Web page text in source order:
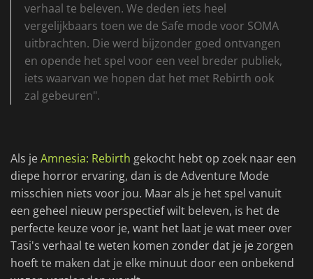
verhaal te beleven. We deden iets heel
vergelijkbaars toen we de Safe mode voor SOMA
uitbrachten. Die werd bijzonder goed ontvangen
en opende het spel voor een veel breder publiek,
iets waarvan we hopen dat het met Rebirth ook
zal gebeuren".
Als jeAmnesia: Rebirth gekocht hebt op zoek naar een
diepe horror ervaring, dan is de Adventure Mode
misschien niets voor jou. Maar als je het spel vanuit
een geheel nieuw perspectief wilt beleven, is het de
perfecte keuze voor je, want het laat je wat meer over
Tasi's verhaal te weten komen zonder dat je je zorgen
hoeft te maken dat je elke minuut door een onbekend